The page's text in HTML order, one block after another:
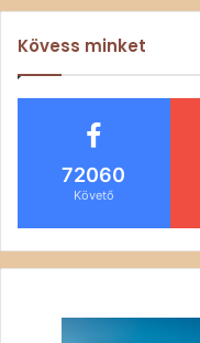
Kövess minket
72060
Követő